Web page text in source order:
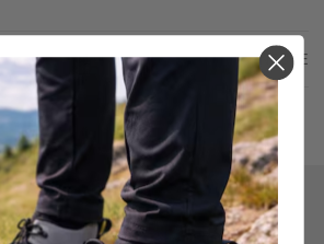
1 NESTE